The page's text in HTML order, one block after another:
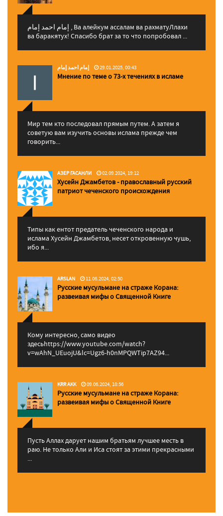
إمام احمد إمام , Ва алейкум ассалам ва рахматуЛлахи
ва баракятух! Спасибо брат за то что попробовал ...
إمام احمد إمام 29.01.2025, 00:43
Мнение по теме о 73-х течениях в исламе
Мир тем кто последовал прямым путем. А затем я
советую вам изучить основы ислама прежде чем
говорить...
АЗЕР ГАСАНЛИ 02.09.2024, 19:12
Хусейн Джамбетов - православный русский
патриот чеченского происхождения
Типы как ентот предатель чеченского народа и
ислама Хусейн Джамбетов, несет откровенную чушь,
ибо я...
ARSLAN 11.06.2024, 02:50
Русские мусульмане на страже Корана:
pазвеивая мифы о Священной Книге
Кому интересно, само видео
здесьhttps://www.youtube.com/watch?
v=wAhN_UEuojU&lc=Ugz6-h0nMPQWTip7AZ94...
KRR AKK 09.06.2024, 18:56
Русские мусульмане на страже Корана:
pазвеивая мифы о Священной Книге
Пусть Аллах дарует нашим братьям лучшее месть в
раю. Не только Али и Иса стоят за этими прекрасными
...